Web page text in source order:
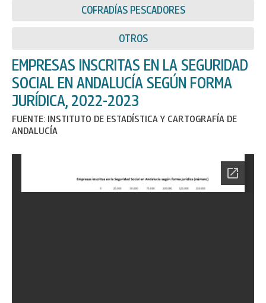
COFRADÍAS PESCADORES
OTROS
EMPRESAS INSCRITAS EN LA SEGURIDAD
SOCIAL EN ANDALUCÍA SEGÚN FORMA
JURÍDICA, 2022-2023
FUENTE: INSTITUTO DE ESTADÍSTICA Y CARTOGRAFÍA DE
ANDALUCÍA